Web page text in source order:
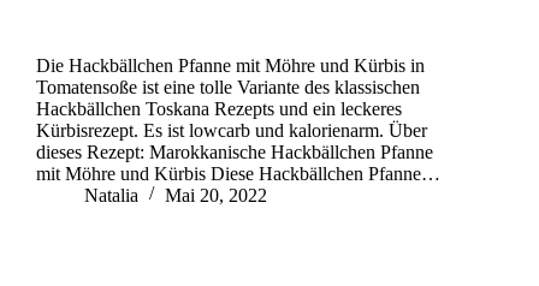
Die Hackbällchen Pfanne mit Möhre und Kürbis in
Tomatensoße ist eine tolle Variante des klassischen
Hackbällchen Toskana Rezepts und ein leckeres
Kürbisrezept. Es ist lowcarb und kalorienarm. Über
dieses Rezept: Marokkanische Hackbällchen Pfanne
mit Möhre und Kürbis Diese Hackbällchen Pfanne…
Natalia
Mai 20, 2022